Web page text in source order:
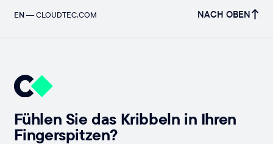
EN —CLOUDTEC.COM NACH OBEN
Fühlen Sie das Kribbeln in Ihren
Fingerspitzen?